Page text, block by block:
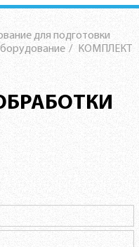
для подготовки
/
КОМПЛЕКТ